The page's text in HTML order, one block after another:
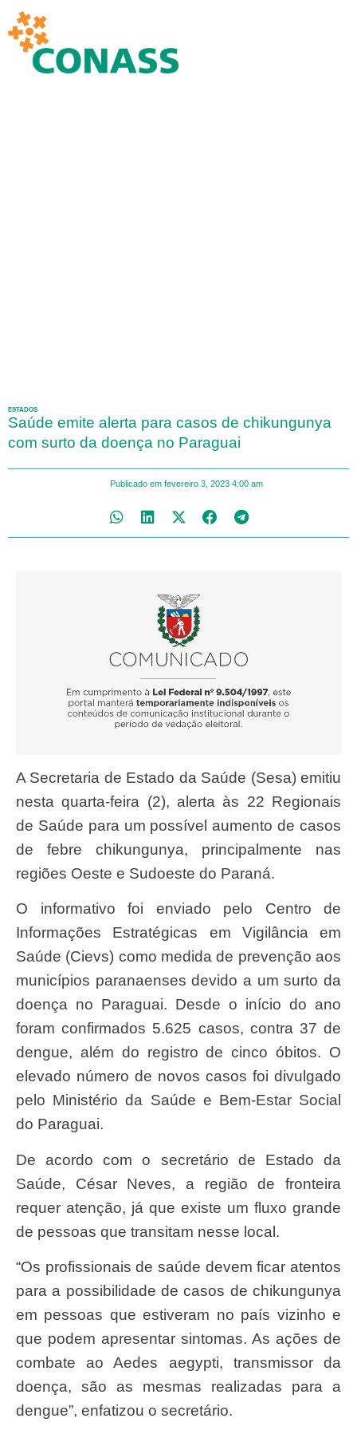
ESTADOS
Saúde emite alerta para casos de chikungunya
com surto da doença no Paraguai
Publicado em fevereiro 3, 2023 4:00 am
A Secretaria de Estado da Saúde (Sesa) emitiu
nesta quarta-feira (2), alerta às 22 Regionais
de Saúde para um possível aumento de casos
de febre chikungunya, principalmente nas
regiões Oeste e Sudoeste do Paraná.
O informativo foi enviado pelo Centro de
Informações Estratégicas em Vigilância em
Saúde (Cievs) como medida de prevenção aos
municípios paranaenses devido a um surto da
doença no Paraguai. Desde o início do ano
foram confirmados 5.625 casos, contra 37 de
dengue, além do registro de cinco óbitos. O
elevado número de novos casos foi divulgado
pelo Ministério da Saúde e Bem-Estar Social
do Paraguai.
De acordo com o secretário de Estado da
Saúde, César Neves, a região de fronteira
requer atenção, já que existe um fluxo grande
de pessoas que transitam nesse local.
“Os profissionais de saúde devem ficar atentos
para a possibilidade de casos de chikungunya
em pessoas que estiveram no país vizinho e
que podem apresentar sintomas. As ações de
combate ao Aedes aegypti, transmissor da
doença, são as mesmas realizadas para a
dengue”, enfatizou o secretário.